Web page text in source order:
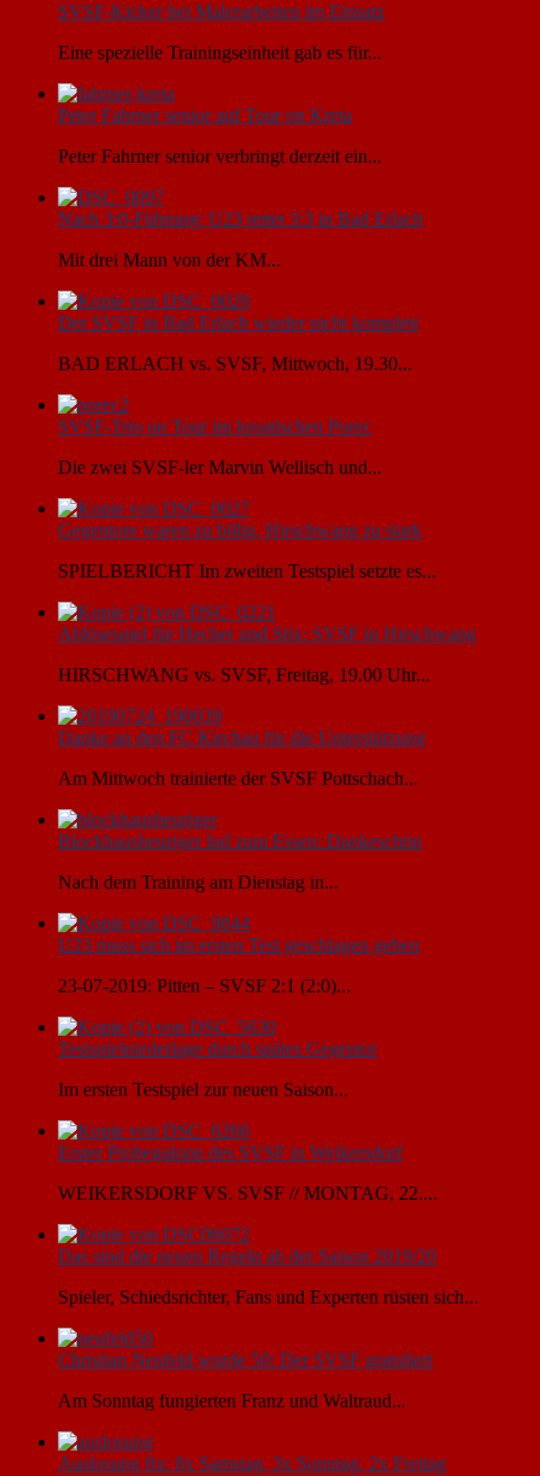
SVSF-Kicker bei Malerarbeiten im Einsatz
Eine spezielle Trainingseinheit gab es für...
Peter Fahrner senior auf Tour on Kreta
Peter Fahrner senior verbringt derzeit ein...
Nach 3:0-Führung: U23 rettet 3:3 in Bad Erlach
Mit drei Mann von der KM...
Der SVSF in Bad Erlach wieder nicht komplett
BAD ERLACH vs. SVSF, Mittwoch, 19.30...
SVSF-Trio on Tour im kroatischen Porec
Die zwei SVSF-ler Marvin Wellisch und...
Gegentore waren zu billig, Hirschwang zu stark
SPIELBERICHT Im zweiten Testspiel setzte es...
Ablösespiel für Hecher und Stix: SVSF in Hirschwang
HIRSCHWANG vs. SVSF, Freitag, 19.00 Uhr...
Danke an den FC Kirchau für die Unterstützung
Am Mittwoch trainierte der SVSF Pottschach...
Blockhausheuriger lud zum Essen: Dankeschön
Nach dem Training am Dienstag in...
U23 muss sich im ersten Test geschlagen geben
23-07-2019: Pitten – SVSF 2:1 (2:0)...
Testspielniederlage durch spätes Gegentor
Im ersten Testspiel zur neuen Saison...
Erster Probegalopp des SVSF in Weikersdorf
WEIKERSDORF VS. SVSF // MONTAG, 22....
Das sind die neuen Regeln ab der Saison 2019/20
Spieler, Schiedsrichter, Fans und Experten rüsten sich...
Christian Neufeld wurde 50: Der SVSF gratuliert
Am Sonntag fungierten Franz und Waltraud...
Auslosung fix: 8x Samstag, 3x Sonntag, 2x Freitag